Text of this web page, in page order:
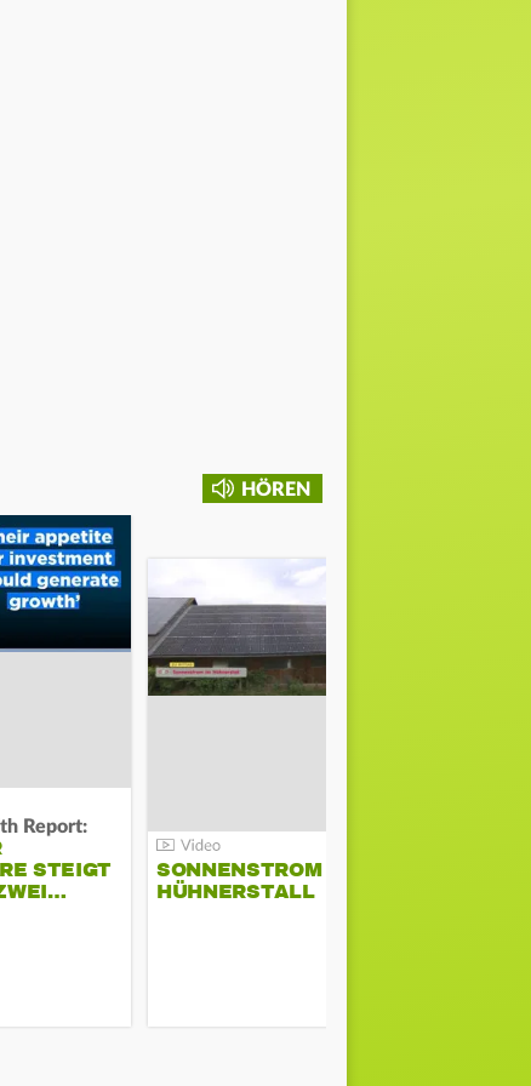
HÖREN
Report:
STEIGT
SONNENSTROM IM
HÜHNERSTALL